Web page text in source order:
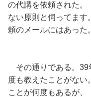
の代講を依頼された。
ない原則と伺ってます
頼のメールにはあった。
その通りである。39
度も教えたことがない
ことが何度もあるが